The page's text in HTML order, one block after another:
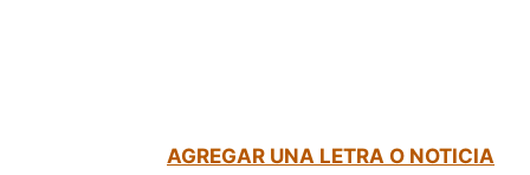
AGREGAR UNA LETRA O NOTICIA